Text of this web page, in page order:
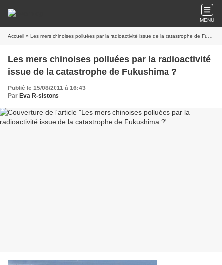
MENU
Accueil » Les mers chinoises polluées par la radioactivité issue de la catastrophe de Fukushima ?
Les mers chinoises polluées par la radioactivité
issue de la catastrophe de Fukushima ?
Publié le 15/08/2011 à 16:43
Par Eva R-sistons